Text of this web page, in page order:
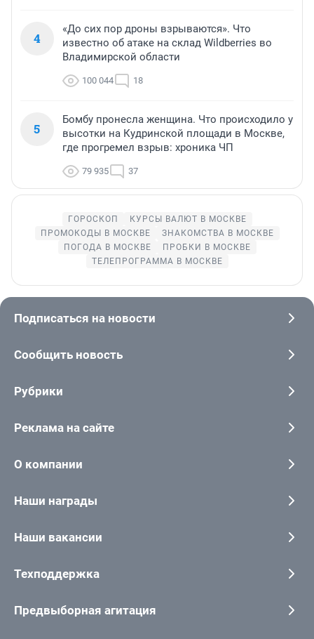
4
«До сих пор дроны взрываются». Что
известно об атаке на склад Wildberries во
Владимирской области
100 044 18
5
Бомбу пронесла женщина. Что происходило у
высотки на Кудринской площади в Москве,
где прогремел взрыв: хроника ЧП
79 935 37
ГОРОСКОП
КУРСЫ ВАЛЮТ В МОСКВЕ
ПРОМОКОДЫ В МОСКВЕ
ЗНАКОМСТВА В МОСКВЕ
ПОГОДА В МОСКВЕ
ПРОБКИ В МОСКВЕ
ТЕЛЕПРОГРАММА В МОСКВЕ
Подписаться на новости
Сообщить новость
Рубрики
Реклама на сайте
О компании
Наши награды
Наши вакансии
Техподдержка
Предвыборная агитация